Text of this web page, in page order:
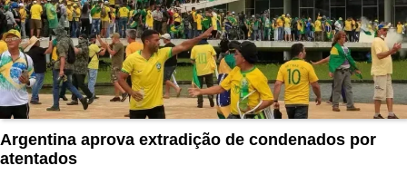
Argentina aprova extradição de condenados por
atentados